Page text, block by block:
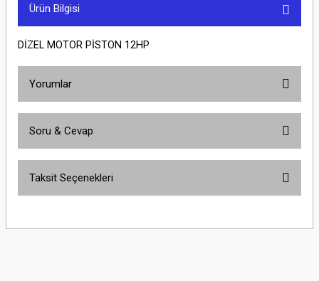
Ürün Bilgisi
DİZEL MOTOR PİSTON 12HP
Yorumlar
Soru & Cevap
Soru Sor
Taksit Seçenekleri